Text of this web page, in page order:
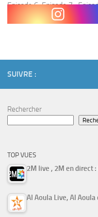
Episode 6: Episode 7 :
Episode 11 : Episode 12...
SUIVRE :
Rechercher
TOP VUES
2M live , 2M en direct
Al Aoula Live, Al